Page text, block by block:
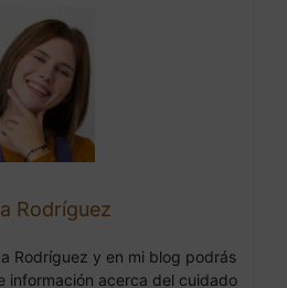
Rodríguez
Rodríguez y en mi blog podrás
información acerca del cuidado